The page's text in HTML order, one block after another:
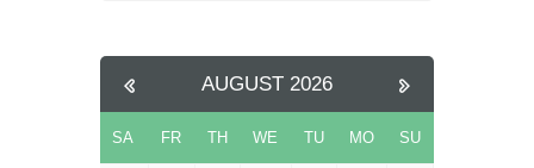
AUGUST 2026
SU
MO
TU
WE
TH
FR
SA